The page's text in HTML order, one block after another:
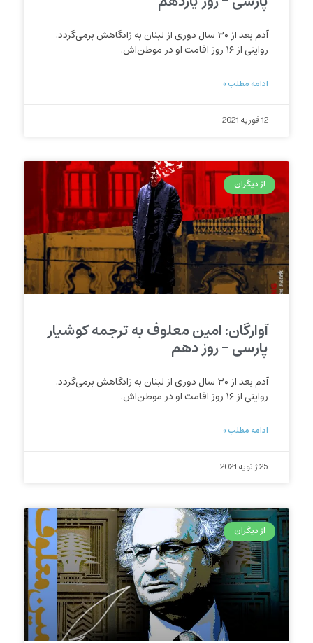
آدم بعد از ۳۰ سال دوری از لبنان به زادگاهش برمی‌گردد.
روایتی از ۱۶ روز اقامت او در موطن‌اش.
ادامه مطلب »
12 فوریه 2021
از دیگران
آوارگان: امین معلوف به ترجمه کوشیار
پارسی – روز دهم
آدم بعد از ۳۰ سال دوری از لبنان به زادگاهش برمی‌گردد.
روایتی از ۱۶ روز اقامت او در موطن‌اش.
ادامه مطلب »
25 ژانویه 2021
از دیگران